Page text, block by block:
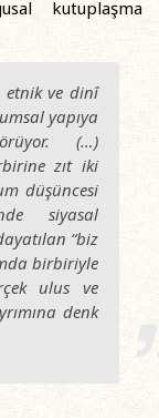
kutuplaşma
etnik ve dinî
yapıya
(…)
zıt iki
düşüncesi
siyasal
“biz
birbiriyle
ulus ve
denk